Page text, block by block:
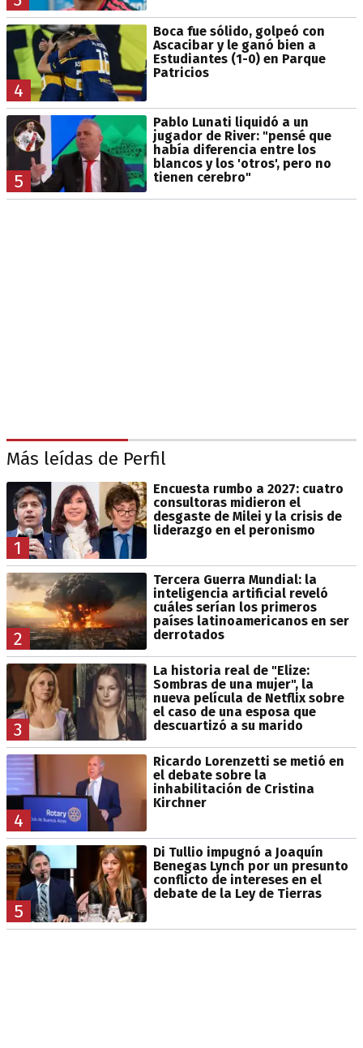
4
Boca fue sólido, golpeó con
Ascacibar y le ganó bien a
Estudiantes (1-0) en Parque
Patricios
5
Pablo Lunati liquidó a un
jugador de River: "pensé que
había diferencia entre los
blancos y los 'otros', pero no
tienen cerebro"
Más leídas de Perfil
1
Encuesta rumbo a 2027: cuatro
consultoras midieron el
desgaste de Milei y la crisis de
liderazgo en el peronismo
2
Tercera Guerra Mundial: la
inteligencia artificial reveló
cuáles serían los primeros
países latinoamericanos en ser
derrotados
3
La historia real de "Elize:
Sombras de una mujer", la
nueva película de Netflix sobre
el caso de una esposa que
descuartizó a su marido
4
Ricardo Lorenzetti se metió en
el debate sobre la
inhabilitación de Cristina
Kirchner
5
Di Tullio impugnó a Joaquín
Benegas Lynch por un presunto
conflicto de intereses en el
debate de la Ley de Tierras